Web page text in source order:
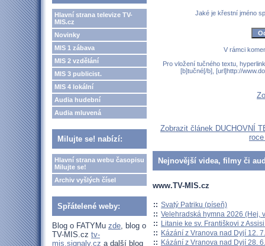
Hlavní strana televize TV-
MIS.cz
Novinky
MIS 1 zábava
MIS 2 vzdělání
MIS 3 publicist.
MIS 4 lokální
Audia hudební
Audia mluvená
Milujte se! nabízí:
Hlavní strana webu časopisu
Milujte se!
Archiv vyšlých čísel
Spřátelené weby:
Blog o FATYMu zde, blog o
TV-MIS.cz tv-
mis.signaly.cz a další blog
Jaké je křestní jméno
V rámci
Pro vložení tučného textu,
[b]tučné[/b], [url]http://
Zobrazit článek DUCHOVNÍ
Nejnovější videa, filmy či
www.TV-MIS.cz
:: Svatý Patriku (píseň)
:: Velehradská hymna 2026 (Hej,
:: Litanie ke sv. Františkovi z
:: Kázání z Vranova nad Dyjí 12.
:: Kázání z Vranova nad Dyjí 28.